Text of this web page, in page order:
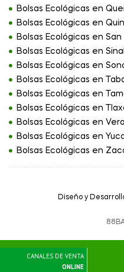
CANALES DE VENTA
ONLINE
Bolsas Ecológicas en
Bolsas Ecológicas en
Bolsas Ecológicas en San
Bolsas Ecológicas en
Bolsas Ecológicas en
Bolsas Ecológicas en
Bolsas Ecológicas en
Bolsas Ecológicas en
Bolsas Ecológicas en
Bolsas Ecológicas en
Bolsas Ecológicas en
Diseño y
Privacidad